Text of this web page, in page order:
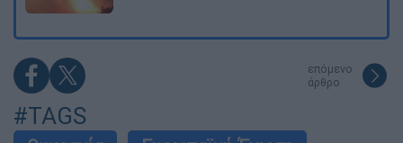
επόμενο
άρθρο
#TAGS